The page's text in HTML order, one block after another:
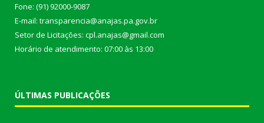
Fone: (91) 92000-9087
E-mail: transparencia@anajas.pa.gov.br
Setor de Licitações: cpl.anajas@gmail.com
Horário de atendimento: 07:00 às 13:00
ÚLTIMAS PUBLICAÇÕES